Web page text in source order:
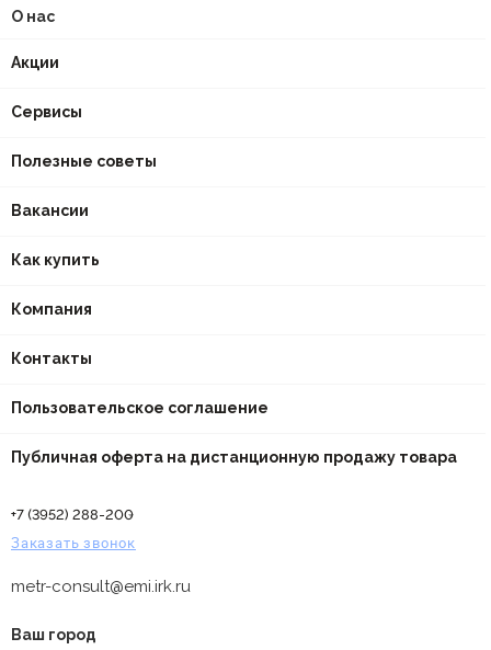
О нас
Акции
Сервисы
Полезные советы
Вакансии
Как купить
Компания
Контакты
Пользовательское соглашение
Публичная оферта на дистанционную продажу товара
+7 (3952) 288-200
Заказать звонок
metr-consult@emi.irk.ru
Ваш город